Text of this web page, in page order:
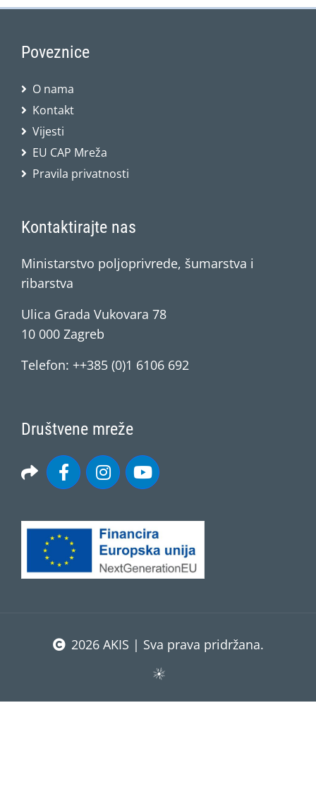
Poveznice
O nama
Kontakt
Vijesti
EU CAP Mreža
Pravila privatnosti
Kontaktirajte nas
Ministarstvo poljoprivrede, šumarstva i
ribarstva
Ulica Grada Vukovara 78
10 000 Zagreb
Telefon: ++385 (0)1 6106 692
Društvene mreže
2026 AKIS | Sva prava pridržana.